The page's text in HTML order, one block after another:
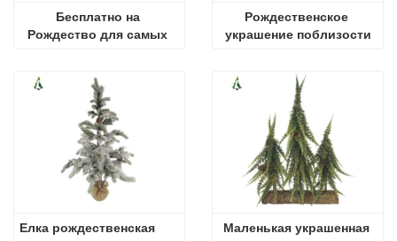
Бесплатно на
Рождество для самых
Рождественское
украшение поблизости
Елка рождественская
Маленькая украшенная